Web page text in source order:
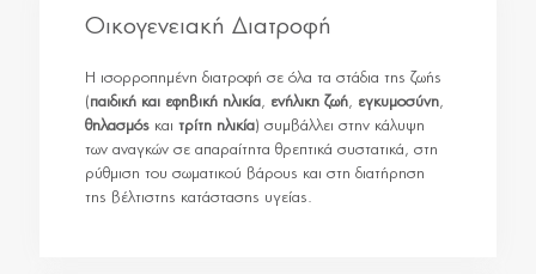
Οικογενειακή Διατροφή
Η ισορροπημένη διατροφή σε όλα τα στάδια της ζωής
(παιδική και εφηβική ηλικία, ενήλικη ζωή, εγκυμοσύνη,
θηλασμός καιτρίτη ηλικία) συμβάλλει στην κάλυψη
των αναγκών σε απαραίτητα θρεπτικά συστατικά, στη
ρύθμιση του σωματικού βάρους και στη διατήρηση
της βέλτιστης κατάστασης υγείας.